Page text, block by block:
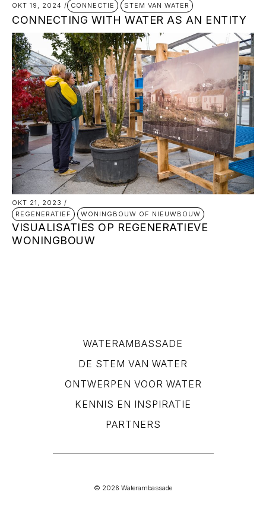
OKT 19, 2024 / CONNECTIE STEM VAN WATER
CONNECTING WITH WATER AS AN ENTITY
OKT 21, 2023 /
REGENERATIEF
WONINGBOUW OF NIEUWBOUW
VISUALISATIES OP REGENERATIEVE
WONINGBOUW
WATERAMBASSADE
DE STEM VAN WATER
ONTWERPEN VOOR WATER
KENNIS EN INSPIRATIE
PARTNERS
© 2026 Waterambassade